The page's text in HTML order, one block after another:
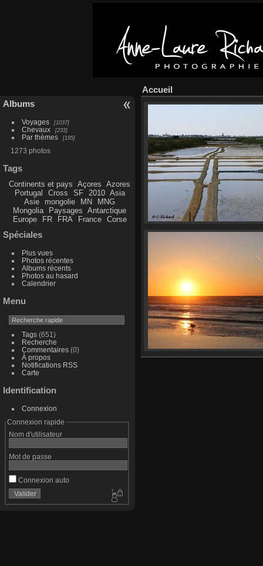
Albums
Voyages 1037
Chevaux 233
Par thèmes 195
1273 photos
Tags
Continents et pays Açores
Azores
Portugal
Cross SF 2010 Asia
Asie
mongolie MN
MNG
Mongolia
Paysages
Antarctique
Europe
FR FRA France Corse
Spéciales
Plus vues
Photos récentes
Albums récents
Photos au hasard
Calendrier
Menu
Tags(651)
Recherche
Commentaires(0)
À propos
Notifications RSS
Carte
Identification
Connexion
Connexion rapide
Nom d'utilisateur
Mot de passe
Connexion auto
Accueil